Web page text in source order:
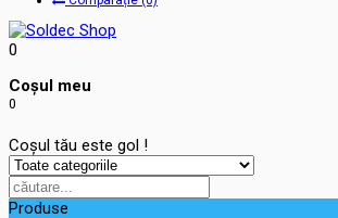
0
Coşul meu
0
Coșul tău este gol !
Produse